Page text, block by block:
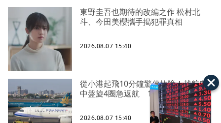
東野圭吾也期待的改編之作 松村北
斗、今田美櫻攜手揭犯罪真相
2026.08.07 15:40
從小港起飛10分鐘驚傳故障！越航空
中盤旋4圈急返航 198人候機室苦等
2026.08.07 15:40